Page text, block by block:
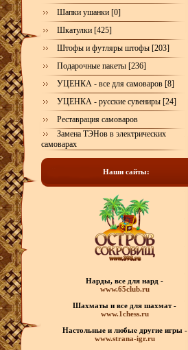
Шапки ушанки [0]
Шкатулки [425]
Штофы и футляры штофы [203]
Подарочные пакеты [236]
УЦЕНКА - все для самоваров [8]
УЦЕНКА - русские сувениры [24]
Реставрация самоваров
Замена ТЭНов в электрических
самоварах
Наши сайты:
Нарды, все для нард -
www.65club.ru
Шахматы и все для шахмат -
www.1chess.ru
Настольные и любые другие игры -
www.strana-igr.ru